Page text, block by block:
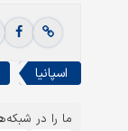
اسپانیا
ما را در